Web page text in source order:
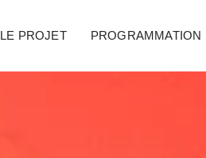
LE PROJET PROGRAMMATION